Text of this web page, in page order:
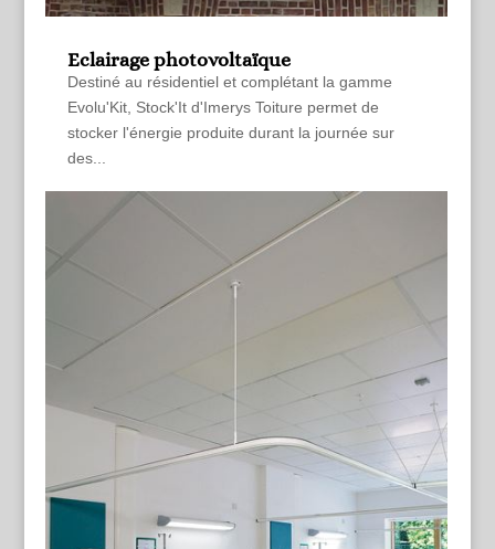
Eclairage photovoltaïque
Destiné au résidentiel et complétant la gamme
Evolu'Kit, Stock'It d'Imerys Toiture permet de
stocker l'énergie produite durant la journée sur
des...